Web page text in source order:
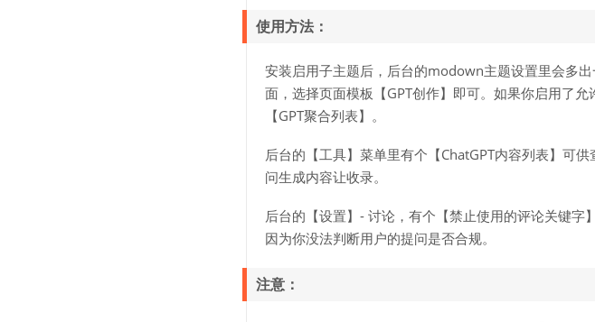
使用方法：
安装启用子主题后，后台的modown主题设置里会多出
面，选择页面模板【GPT创作】即可。如果你启用了
【GPT聚合列表】。
后台的【工具】菜单里有个【ChatGPT内容列表】可
问生成内容让收录。
后台的【设置】- 讨论，有个【禁止使用的评论关键字
因为你没法判断用户的提问是否合规。
注意：